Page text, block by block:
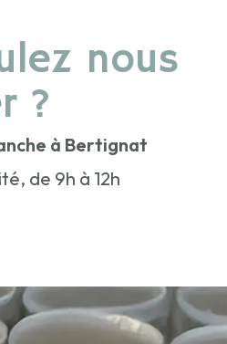
nous
?
à Bertignat
de 9h à 12h